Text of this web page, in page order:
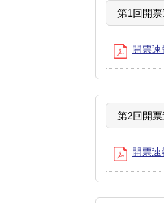
第1回開
開票
第2回開
開票